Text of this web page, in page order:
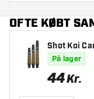
OFTE KØBT
Shot Koi
På lager
44Kr.